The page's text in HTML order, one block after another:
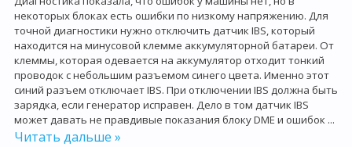
некоторых блоках есть ошибки по низкому напряжению. Для
точной диагностики нужно отключить датчикIBS, который
находится на минусовой клемме аккумуляторной батареи. От
клеммы, которая одевается на аккумулятор отходит тонкий
проводок с небольшим разъемом синего цвета. Именно этот
синий разъем отключаетIBS. При отключении IBS должна быть
зарядка, если генератор исправен. Дело в том датчикIBS
может давать не правдивые показания блокуDMEи ошибок ...
Читать дальше »